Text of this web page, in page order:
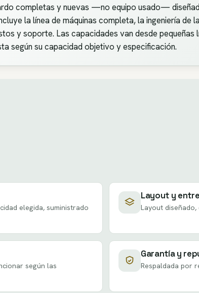
completas y nuevas —no equipo usado—
la línea de máquinas completa, la ingeniería
y soporte. Las capacidades van desde
según su capacidad objetivo y especificación.
elegida, suministrado
Layout y
Layout diseñado,
según las
Garantía y
Respaldada por